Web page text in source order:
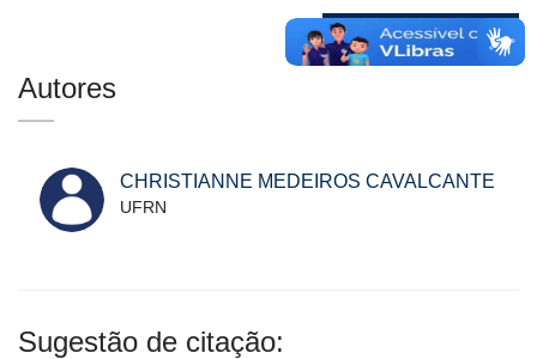
Autores
CHRISTIANNE MEDEIROS CAVALCANTE
UFRN
Sugestão de citação: